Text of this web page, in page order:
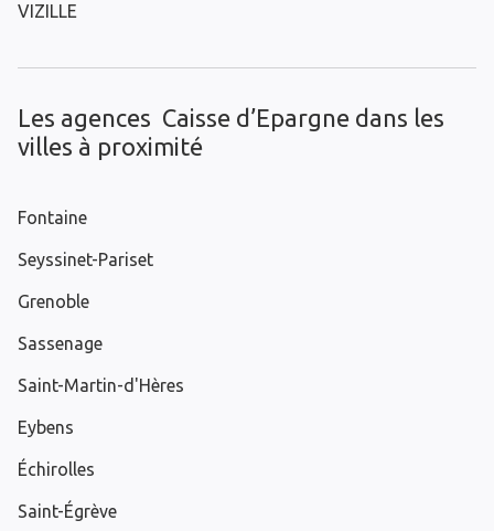
VIZILLE
Les agences Caisse d’Epargne dans les
villes à proximité
Fontaine
Seyssinet-Pariset
Grenoble
Sassenage
Saint-Martin-d'Hères
Eybens
Échirolles
Saint-Égrève